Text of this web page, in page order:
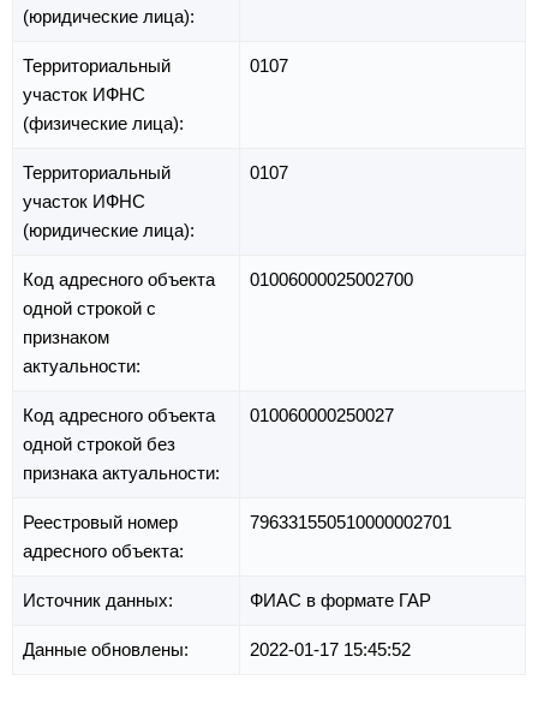
(юридические лица):
Территориальный
участок ИФНС
(физические лица):
0107
Территориальный
участок ИФНС
(юридические лица):
0107
Код адресного объекта
одной строкой с
признаком
актуальности:
01006000025002700
Код адресного объекта
одной строкой без
признака актуальности:
010060000250027
Реестровый номер
адресного объекта:
796331550510000002701
Источник данных: ФИАС в формате ГАР
Данные обновлены: 2022-01-17 15:45:52